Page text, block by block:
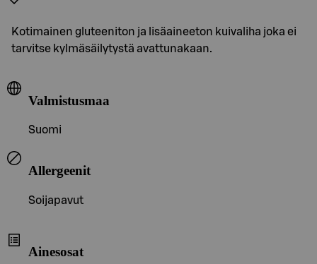
Kotimainen gluteeniton ja lisäaineeton kuivaliha joka ei
tarvitse kylmäsäilytystä avattunakaan.
Valmistusmaa
Suomi
Allergeenit
Soijapavut
Ainesosat